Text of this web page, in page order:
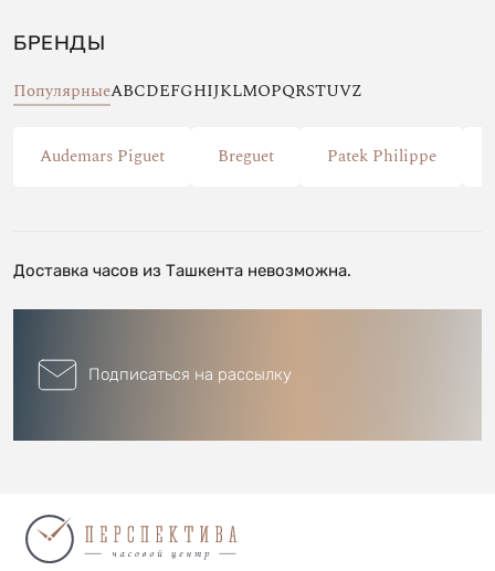
БРЕНДЫ
ПопулярныеABCDEFGHIJKLMOPQRSTUVZ
Audemars Piguet Breguet Patek Philippe
Доставка часов из Ташкента невозможна.
Подписаться на рассылку